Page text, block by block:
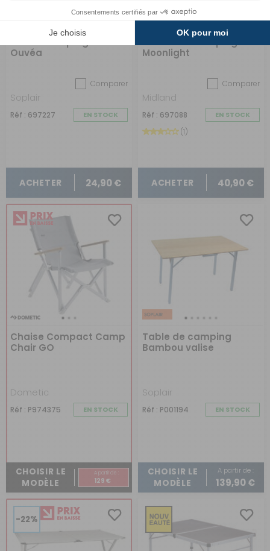
Ouvéa
Comparer
Soplair
Réf : 697227 EN STOCK
ACHETER 24,90 €
Moonlight
Comparer
Midland
Réf : 697088 EN STOCK
(1)
ACHETER 40,90 €
Chaise Compact Camp
Chair GO
Dometic
Réf : P974375 EN STOCK
CHOISIR LE
MODÈLE
A partir de :
129 €
Table de camping
Bambou valise
Soplair
Réf : P001194 EN STOCK
CHOISIR LE
MODÈLE
A partir de :
139,90 €
-22%